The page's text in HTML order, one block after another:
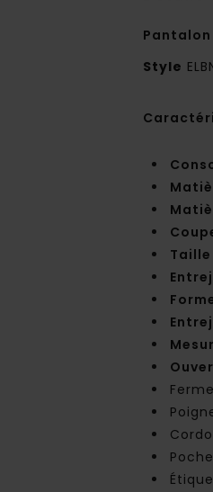
Pantalon
Style
Taille